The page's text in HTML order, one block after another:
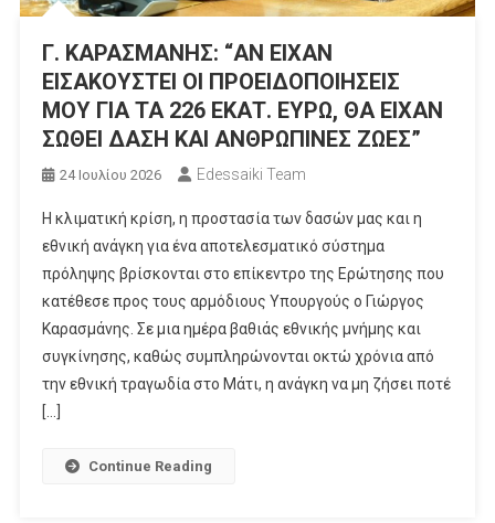
Γ. ΚΑΡΑΣΜΑΝΗΣ: “ΑΝ ΕΙΧΑΝ
ΕΙΣΑΚΟΥΣΤΕΙ ΟΙ ΠΡΟΕΙΔΟΠΟΙΗΣΕΙΣ
ΜΟΥ ΓΙΑ ΤΑ 226 ΕΚΑΤ. ΕΥΡΩ, ΘΑ ΕΙΧΑΝ
ΣΩΘΕΙ ΔΑΣΗ ΚΑΙ ΑΝΘΡΩΠΙΝΕΣ ΖΩΕΣ”
24 Ιουλίου 2026 Edessaiki Team
Η κλιματική κρίση, η προστασία των δασών μας και η
εθνική ανάγκη για ένα αποτελεσματικό σύστημα
πρόληψης βρίσκονται στο επίκεντρο της Ερώτησης που
κατέθεσε προς τους αρμόδιους Υπουργούς ο Γιώργος
Καρασμάνης. Σε μια ημέρα βαθιάς εθνικής μνήμης και
συγκίνησης, καθώς συμπληρώνονται οκτώ χρόνια από
την εθνική τραγωδία στο Μάτι, η ανάγκη να μη ζήσει ποτέ
[…]
Continue Reading